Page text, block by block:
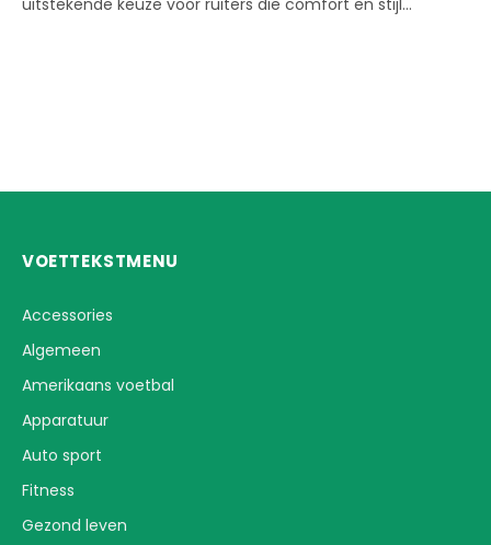
VOETTEKSTMENU
Accessories
Algemeen
Amerikaans voetbal
Apparatuur
Auto sport
Fitness
Gezond leven